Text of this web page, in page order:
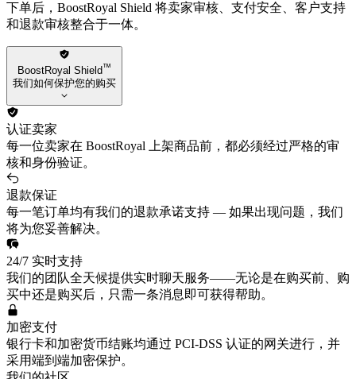
下单后，BoostRoyal Shield 将卖家审核、支付安全、客户支持
和退款审核整合于一体。
BoostRoyal Shield™
我们如何保护您的购买
认证卖家
每一位卖家在 BoostRoyal 上架商品前，都必须经过严格的审
核和身份验证。
退款保证
每一笔订单均有我们的退款承诺支持 — 如果出现问题，我们
将为您妥善解决。
24/7 实时支持
我们的团队全天候提供实时聊天服务——无论是在购买前、购
买中还是购买后，只需一条消息即可获得帮助。
加密支付
银行卡和加密货币结账均通过 PCI-DSS 认证的网关进行，并
采用端到端加密保护。